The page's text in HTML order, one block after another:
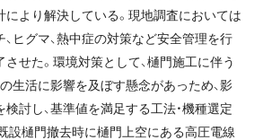
により解決している。現地調査においては
ヒグマ、熱中症の対策など安全管理を行
せた。環境対策として、樋門施工に伴う
生活に影響を及ぼす懸念があっため、影
討し、基準値を満足する工法・機種選定
設樋門撤去時に樋門上空にある高圧電線